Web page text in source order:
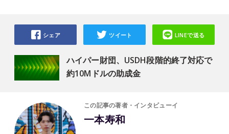
ハイパー財団、USDH段階的終了対応で
約10Mドルの助成金
シェア ツイート LINEで送る
この記事の著者・インタビューイ
一本寿和